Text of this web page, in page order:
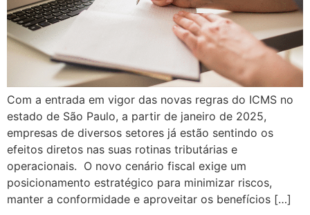
Com a entrada em vigor das novas regras do ICMS no
estado de São Paulo, a partir de janeiro de 2025,
empresas de diversos setores já estão sentindo os
efeitos diretos nas suas rotinas tributárias e
operacionais. O novo cenário fiscal exige um
posicionamento estratégico para minimizar riscos,
manter a conformidade e aproveitar os benefícios […]